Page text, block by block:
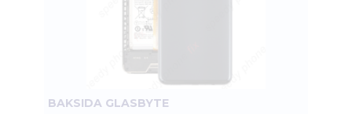
BAKSIDA GLASBYTE